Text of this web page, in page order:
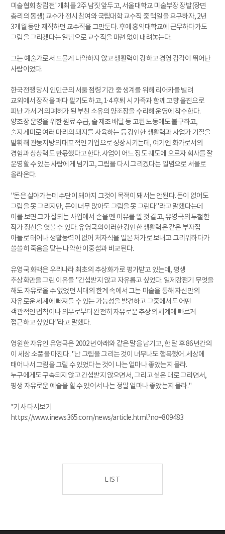
미술협회 창립전' 개최를 2주 남짓 앞두고, 서울대학교 미술부장 장발(장면
총리의 동생) 교수가 전시 참여와 국립대학 교수직 중 택일을 요구하자, 2년
3개월 동안 재직하던 교수직을 그만둔다. 후에 홍익대학교에 근무하다가도
그림을 그리겠다는 일념으로 교수직을 미련 없이 내려놓는다.
그는 예술가로서 드물게 나약하지 않고 생활력이 강하고 경영 감각이 뛰어난
사람이었다.
한국전쟁 당시 인민군의 서울 점령 기간 중 생계를 위해 리어카를 빌려
교외에서 장작을 패다 팔기도 하고, 1·4 후퇴 시 가족과 함께 고향 울진으로
피난 가서 거의 폐허가 된 부친 소유의 양조장을 수리해 운영에 착수한다.
양조장 운영을 위한 원료 수급, 술 제조 배달 등 고된 노동에도 불구하고,
술지게미로 여러 마리의 돼지를 사육하는 등 강인한 생활력과 사업가 기질을
발휘해 관동지방의 대표적인 기업으로 성장시키는데, 여기엔 화가로서의
경험과 상상력도 한몫했다고 한다. 사업이 어느 정도 궤도에 오르자 회사를 잘
운영할 수 있는 사람에게 넘기고, 그림을 다시 그리겠다는 일념으로 서울로
올라온다.
"돈은 살아가는데 수단이 돼야지 그것이 목적이 돼서는 안된다. 돈이 없어도
그림을 못 그리지만, 돈이 너무 많아도 그림을 못 그린다"라고 말했다는데
이를 보면 그가 잘되는 사업에서 손을 뗀 이유를 알 것 같고, 유영국의 투철한
작가 정신을 엿볼 수 있다. 유영국의 이러한 강인한 생활력은 같은 부자집
아들로 태어나 생활능력이 없어 처자식을 일본 처가로 보내고 그리워하다가
쓸쓸히 죽음을 맞는 나약한 이중섭과 비교된다.
유영국 화백은 우리나라 최초의 추상화가로 평가받고 있는데, 평생
추상화만을 그린 이유를 "간섭받지 않고 자유롭고 싶었다. 일제강점기 무엇을
해도 자유로울 수 없었던 시대의 한계 속에서 그는 미술을 통해 자신만의
자유로운 세계에 빠져들 수 있는 가능성을 발견하고 그중에서도 어떤
객관적인 법칙이나 의무로부터 완전히 자유로운 추상의 세계에 빠르게
접근하고 싶었다"라고 말했다.
영원한 자유인 유영국은 2002년 아래와 같은 말을 남기고, 한 달 후 86년간의
이 세상 소풍을 마친다. "난 그림을 그리는 것이 너무나도 행복했어. 세상에
태어나서 그림을 그릴 수 있었다는 것이 나는 얼마나 좋았는지 몰라.
누구에게도 구속되지 않고 간섭받지 않으면서, 그리고 싶은 대로 그리면서,
평생 자유로운 예술을 할 수 있어서 나는 정말 얼마나 좋았는지 몰라."
*기사 다시보기
https://www.inews365.com/news/article.html?no=809483
LIST